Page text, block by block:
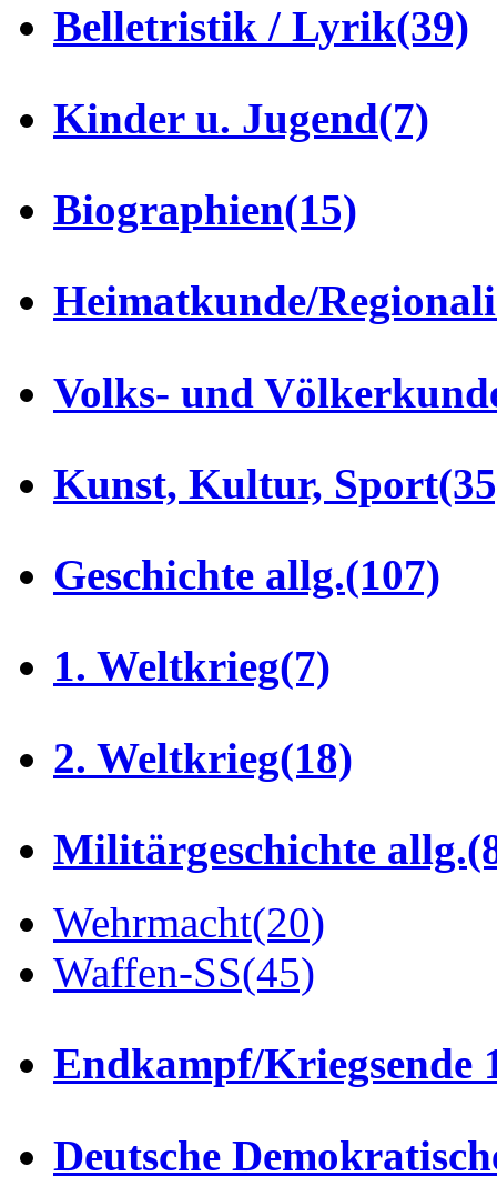
Belletristik / Lyrik(39)
Kinder u. Jugend(7)
Biographien(15)
Heimatkunde/
Volks- und
Kunst, Kultur, Sport
Geschichte allg.(107)
1. Weltkrieg(7)
2. Weltkrieg(18)
Militärgeschichte allg.
Wehrmacht(20)
Waffen-SS(45)
Endkampf/Kriegsende
Deutsche